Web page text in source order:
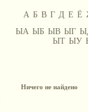
А Б В Г Д Е Ё
ЫА ЫБ ЫВ ЫГ
ЫТ ЫУ
Ничего не найдено